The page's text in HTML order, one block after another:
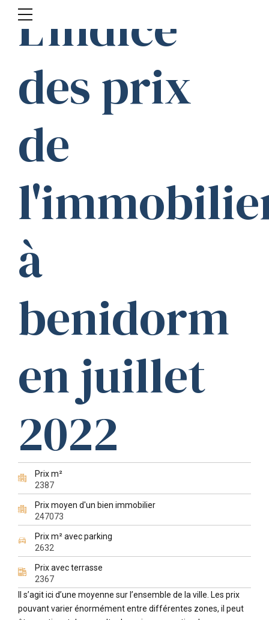
L'indice
des prix
de
à
benidorm
en juillet
2022
Prix m²
2387
Prix moyen d'un bien immobilier
247073
Prix m² avec parking
2632
Prix avec terrasse
2367
Il s’agit ici d’une moyenne sur l’ensemble de la ville. Les prix
pouvant varier énormément entre différentes zones, il peut